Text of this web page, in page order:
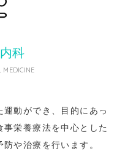
科
MEDICINE
動ができ、目的にあっ
栄養療法を中心とした
や治療を行います。